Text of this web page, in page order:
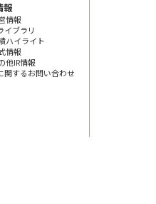
報
情報
イブラリ
ハイライト
情報
他IR情報
関するお問い合わせ